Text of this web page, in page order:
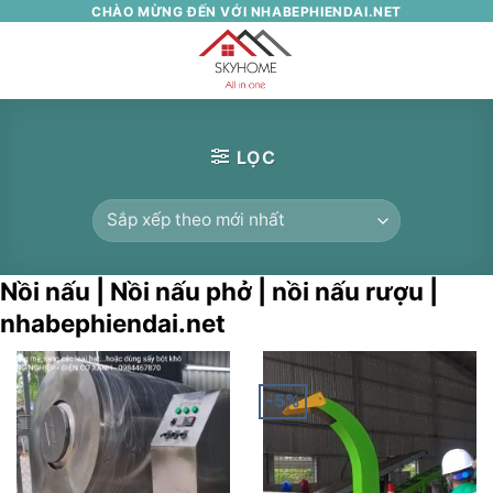
CHÀO MỪNG ĐẾN VỚI NHABEPHIENDAI.NET
LỌC
Nồi nấu | Nồi nấu phở | nồi nấu rượu |
nhabephiendai.net
-5%